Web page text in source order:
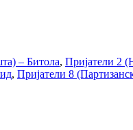
– Битола, Пријатели 2
, Пријатели 8